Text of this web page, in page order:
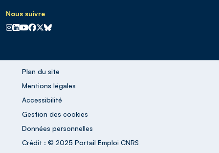
Nous suivre
CNRS sur Instagram
CNRS sur Linkedin
CNRS sur Youtube
CNRS sur Facebook
CNRS sur X
CNRS sur Blus sky
Plan du site
Mentions légales
Accessibilité
Gestion des cookies
Données personnelles
Crédit : © 2025 Portail Emploi CNRS